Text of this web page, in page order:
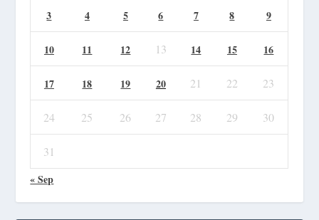
3 4 5 6 7 8 9
10 11 12 13 14 15 16
17 18 19 20 21 22 23
24 25 26 27 28 29 30
31
« Sep